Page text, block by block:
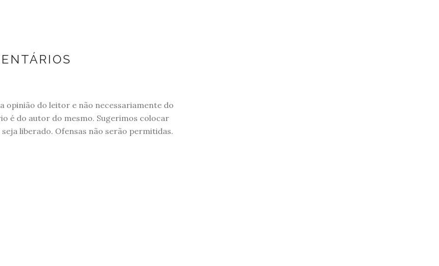
opinião do leitor e não necessariamente do
é do autor do mesmo. Sugerimos colocar
liberado. Ofensas não serão permitidas.